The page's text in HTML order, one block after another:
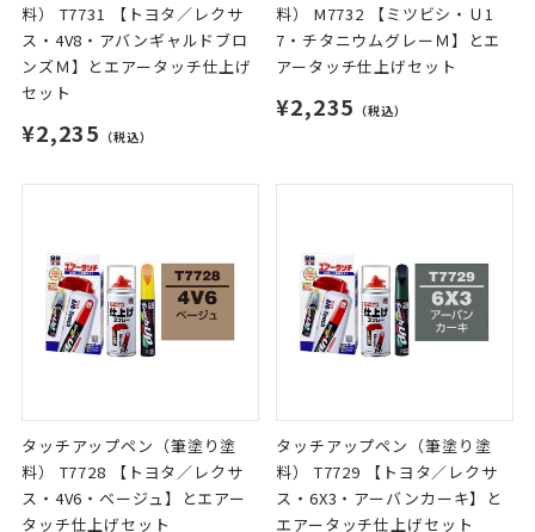
料） T7731 【トヨタ／レクサ
ス・4V8・アバンギャルドブロ
ンズＭ】とエアータッチ仕上げ
セット
¥2,235 （税込）
料） M7732 【ミツビシ・Ｕ1
7・チタニウムグレーＭ】とエ
アータッチ仕上げセット
¥2,235 （税込）
タッチアップペン（筆塗り塗
料） T7728 【トヨタ／レクサ
ス・4V6・ベージュ】とエアー
タッチ仕上げセット
タッチアップペン（筆塗り塗
料） T7729 【トヨタ／レクサ
ス・6X3・アーバンカーキ】と
エアータッチ仕上げセット